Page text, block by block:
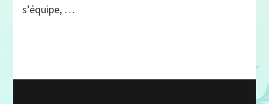
s’équipe, …